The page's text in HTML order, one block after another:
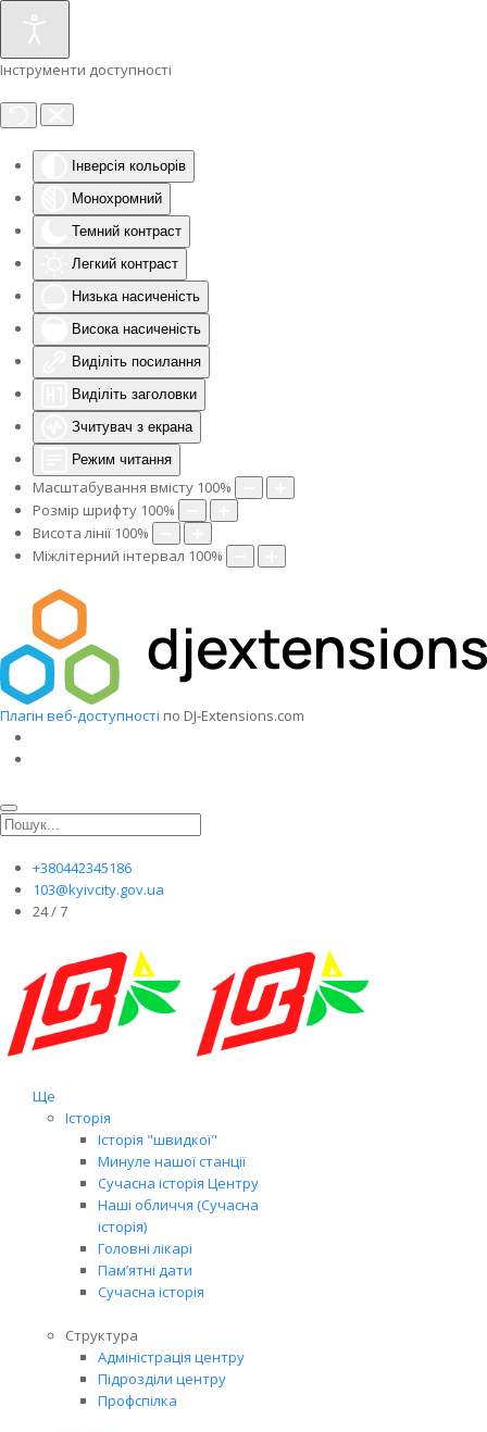
Інструменти доступності
Інверсія кольорів
Монохромний
Темний контраст
Легкий контраст
Низька насиченість
Висока насиченість
Виділіть посилання
Виділіть заголовки
Зчитувач з екрана
Режим читання
Масштабування вмісту 100%
Розмір шрифту 100%
Висота лінії 100%
Міжлітерний інтервал 100%
Плагін веб-доступності по DJ-Extensions.com
+380442345186
103@kyivcity.gov.ua
24 / 7
Ще
Історія
Історія "швидкої"
Минуле нашої станції
Сучасна історія Центру
Наші обличчя (Сучасна
історія)
Головні лікарі
Пам’ятні дати
Сучасна історія
Структура
Адміністрація центру
Підрозділи центру
Профспілка